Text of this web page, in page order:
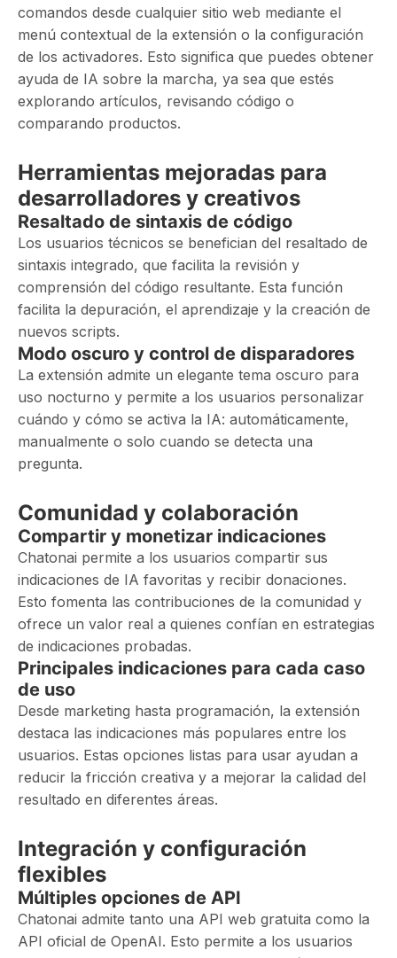
comandos desde cualquier sitio web mediante el
menú contextual de la extensión o la configuración
de los activadores. Esto significa que puedes obtener
ayuda de IA sobre la marcha, ya sea que estés
explorando artículos, revisando código o
comparando productos.
Herramientas mejoradas para
desarrolladores y creativos
Resaltado de sintaxis de código
Los usuarios técnicos se benefician del resaltado de
sintaxis integrado, que facilita la revisión y
comprensión del código resultante. Esta función
facilita la depuración, el aprendizaje y la creación de
nuevos scripts.
Modo oscuro y control de disparadores
La extensión admite un elegante tema oscuro para
uso nocturno y permite a los usuarios personalizar
cuándo y cómo se activa la IA: automáticamente,
manualmente o solo cuando se detecta una
pregunta.
Comunidad y colaboración
Compartir y monetizar indicaciones
Chatonai permite a los usuarios compartir sus
indicaciones de IA favoritas y recibir donaciones.
Esto fomenta las contribuciones de la comunidad y
ofrece un valor real a quienes confían en estrategias
de indicaciones probadas.
Principales indicaciones para cada caso
de uso
Desde marketing hasta programación, la extensión
destaca las indicaciones más populares entre los
usuarios. Estas opciones listas para usar ayudan a
reducir la fricción creativa y a mejorar la calidad del
resultado en diferentes áreas.
Integración y configuración
flexibles
Múltiples opciones de API
Chatonai admite tanto una API web gratuita como la
API oficial de OpenAI. Esto permite a los usuarios